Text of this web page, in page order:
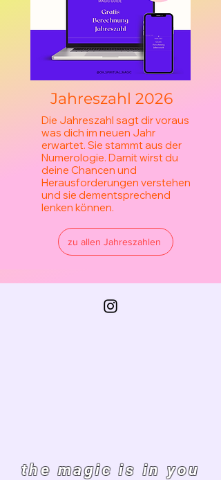
Jahreszahl 2026
Die Jahreszahl sagt dir voraus
was dich im neuen Jahr
erwartet. Sie stammt aus der
Numerologie. Damit wirst du
deine Chancen und
Herausforderungen verstehen
und sie dementsprechend
lenken können.
zu allen Jahreszahlen
the magic is in you